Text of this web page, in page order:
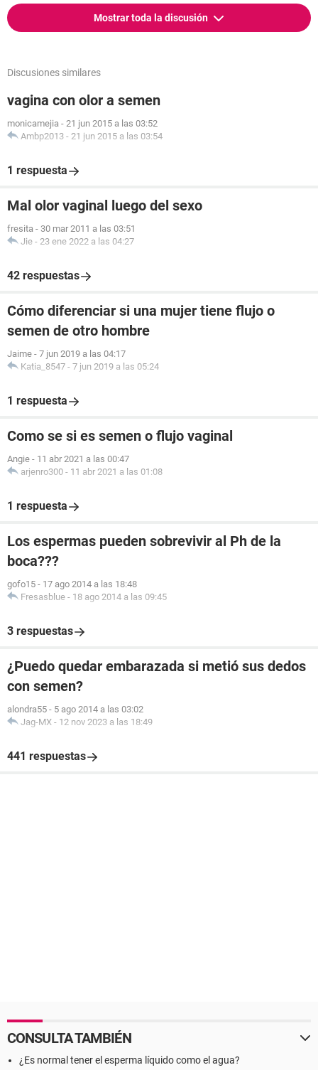
Mostrar toda la discusión
Discusiones similares
vagina con olor a semen
monicamejia - 21 jun 2015 a las 03:52
Ambp2013 - 21 jun 2015 a las 03:54
1 respuesta
Mal olor vaginal luego del sexo
fresita - 30 mar 2011 a las 03:51
Jie - 23 ene 2022 a las 04:27
42 respuestas
Cómo diferenciar si una mujer tiene flujo o
semen de otro hombre
Jaime - 7 jun 2019 a las 04:17
Katia_8547 - 7 jun 2019 a las 05:24
1 respuesta
Como se si es semen o flujo vaginal
Angie - 11 abr 2021 a las 00:47
arjenro300 - 11 abr 2021 a las 01:08
1 respuesta
Los espermas pueden sobrevivir al Ph de la
boca???
gofo15 - 17 ago 2014 a las 18:48
Fresasblue - 18 ago 2014 a las 09:45
3 respuestas
¿Puedo quedar embarazada si metió sus dedos
con semen?
alondra55 - 5 ago 2014 a las 03:02
Jag-MX - 12 nov 2023 a las 18:49
441 respuestas
CONSULTA TAMBIÉN
¿Es normal tener el esperma líquido como el agua?